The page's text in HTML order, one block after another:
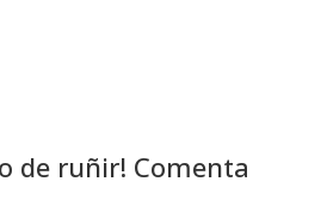
de ruñir! Comenta